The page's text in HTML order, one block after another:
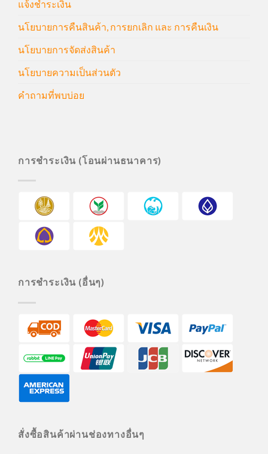
แจ้งชำระเงิน
นโยบายการคืนสินค้า, การยกเลิก และ การคืนเงิน
นโยบายการจัดส่งสินค้า
นโยบายความเป็นส่วนตัว
คำถามที่พบบ่อย
การชำระเงิน (โอนผ่านธนาคาร)
การชำระเงิน (อื่นๆ)
สั่งซื้อสินค้าผ่านช่องทางอื่นๆ